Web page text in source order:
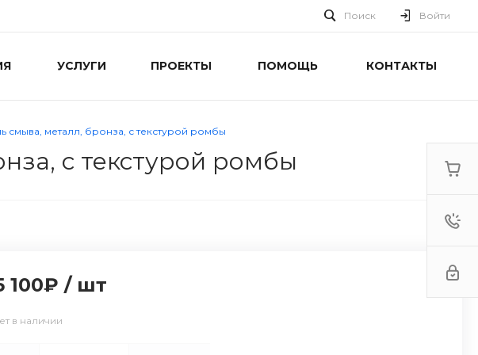
Поиск Войти
УСЛУГИ ПРОЕКТЫ ПОМОЩЬ КОНТАКТЫ
смыва, металл, бронза, с текстурой ромбы
с текстурой ромбы
100₽ / шт
в наличии